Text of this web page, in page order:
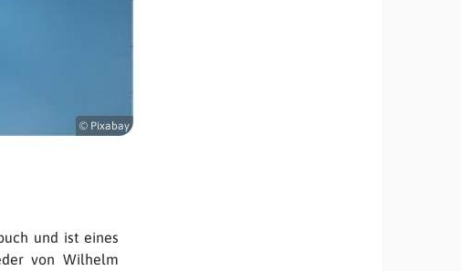
© Pixabay
und ist eines
von Wilhelm